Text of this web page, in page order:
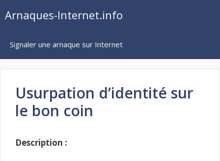
auArnaques-Internet.info
Signaler une arnaque sur Internet
Usurpation d’identité sur
le bon coin
Description :